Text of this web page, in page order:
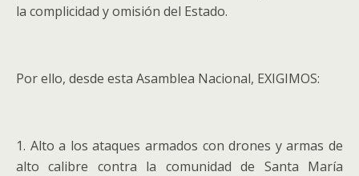
la complicidad y omisión del Estado.
Por ello, desde esta Asamblea Nacional, EXIGIMOS:
1. Alto a los ataques armados con drones y armas de
alto calibre contra la comunidad de Santa María